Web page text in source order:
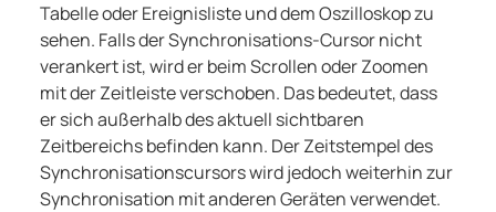
Tabelle oder Ereignisliste und dem Oszilloskop zu
sehen. Falls der Synchronisations-Cursor nicht
verankert ist, wird er beim Scrollen oder Zoomen
mit der Zeitleiste verschoben. Das bedeutet, dass
er sich außerhalb des aktuell sichtbaren
Zeitbereichs befinden kann. Der Zeitstempel des
Synchronisationscursors wird jedoch weiterhin zur
Synchronisation mit anderen Geräten verwendet.